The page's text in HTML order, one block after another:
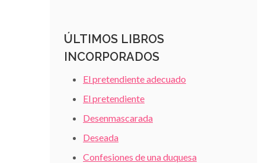
ÚLTIMOS LIBROS
INCORPORADOS
El pretendiente adecuado
El pretendiente
Desenmascarada
Deseada
Confesiones de una duquesa